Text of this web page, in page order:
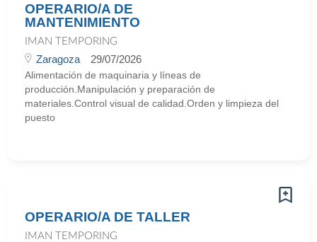
OPERARIO/A DE
MANTENIMIENTO
IMAN TEMPORING
Zaragoza 29/07/2026
Alimentación de maquinaria y líneas de
producción.Manipulación y preparación de
materiales.Control visual de calidad.Orden y limpieza del
puesto
OPERARIO/A DE TALLER
IMAN TEMPORING